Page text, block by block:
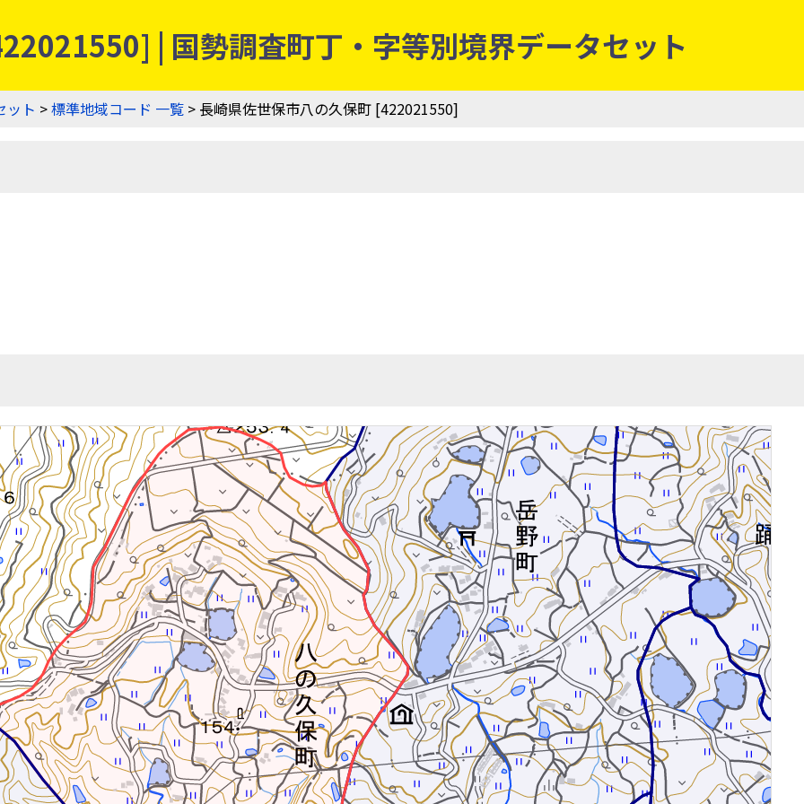
| 国勢調査町丁・字等別境界データセット
ット >標準地域コード 一覧 > 長崎県佐世保市八の久保町 [422021550]